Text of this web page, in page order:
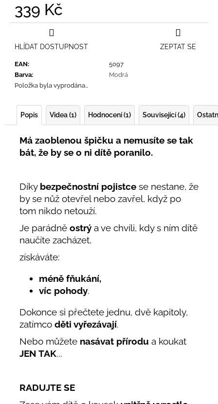
339 Kč
Měrná
EAN:
5097
Barva:
Modrá
Položka byla vyprodána…
ZEPTAT SE
HLÍDAT DOSTUPNOST
Popis Videa (1) Hodnocení (1) Související (4)
Má zaoblenou špičku a nemusíte se tak
bát, že by se o ni dítě poranilo.
Díky bezpečnostní pojistce se nestane, že
by se nůž otevřel nebo zavřel, když po
tom nikdo netouží.
Je parádně ostrý a ve chvíli, kdy s ním dítě
naučíte zacházet,
získáváte:
méně fňukání,
víc pohody.
Dokonce si přečtete jednu, dvě kapitoly,
zatímco děti vyřezávají.
Nebo můžete nasávat přírodu a koukat
JEN TAK...
RADUJTE SE